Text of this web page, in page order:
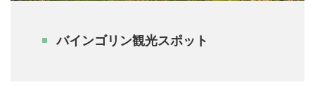
バインゴリン観光スポット